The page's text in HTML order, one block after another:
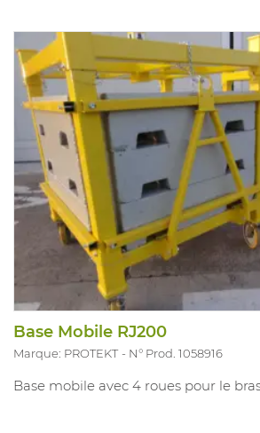
Base Mobile RJ200
Marque: PROTEKT N° Prod. 1058916
Base mobile avec 4 roues pour le